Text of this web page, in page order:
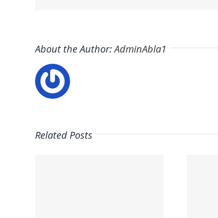
About the Author:AdminAbla1
Related Posts